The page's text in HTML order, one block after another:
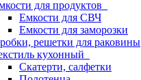
для продуктов
Емкости для СВЧ
Емкости для заморозки
решетки для раковины
кухонный
Скатерти, салфетки